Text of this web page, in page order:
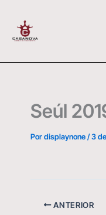
contenido
Seúl
Pordisplaynone/3
ANTERIOR